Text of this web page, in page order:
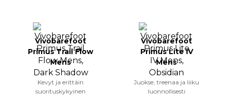
Vivobarefoot
Primus Trail Flow
Mens
Kevyt ja erittäin
suorituskykyinen
Vivobarefoot
Primus Lite IV
Mens
Juokse, treenaa ja liiku
luonnollisesti